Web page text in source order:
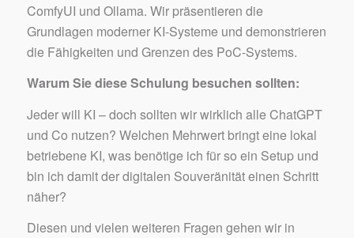
ComfyUI und Ollama. Wir präsentieren die
Grundlagen moderner KI-Systeme und demonstrieren
die Fähigkeiten und Grenzen des PoC-Systems.
Warum Sie diese Schulung besuchen sollten:
Jeder will KI – doch sollten wir wirklich alle ChatGPT
und Co nutzen? Welchen Mehrwert bringt eine lokal
betriebene KI, was benötige ich für so ein Setup und
bin ich damit der digitalen Souveränität einen Schritt
näher?
Diesen und vielen weiteren Fragen gehen wir in